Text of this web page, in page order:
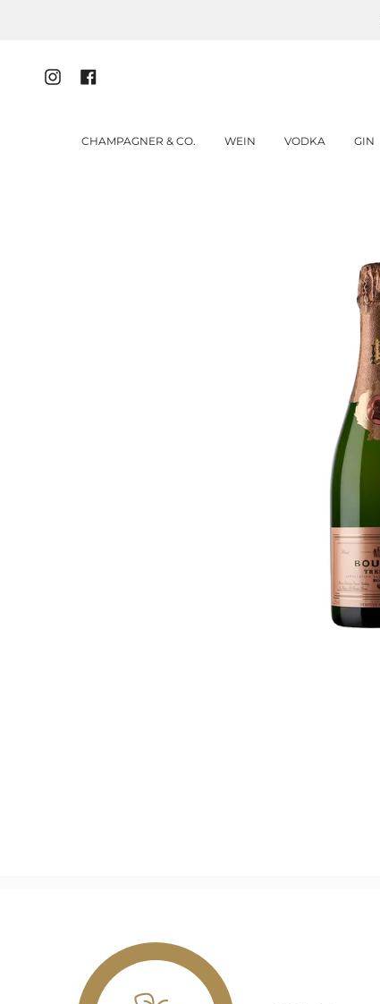
InstagramFacebook
CHAMPAGNER & CO. WEIN VODKA GIN